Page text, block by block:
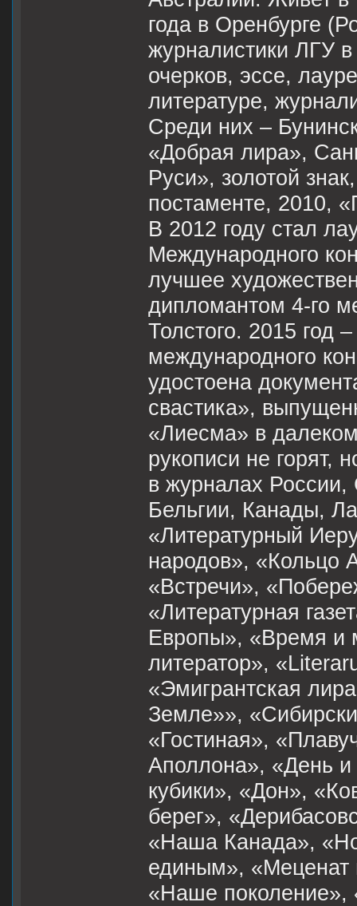
года в Оренбурге
журналистики ЛГУ в
очерков, эссе,
литературе,
Среди них –
«Добрая лира»,
Руси», золотой
постаменте, 2010,
В 2012 году стал
Международного
лучшее
дипломантом 4-го
Толстого. 2015 год
международного
удостоена
свастика»,
«Лиесма» в
рукописи не горят,
в журналах
Бельгии, Канады,
«Литературный
народов», «Кольцо
«Встречи»,
«Литературная
Европы», «Время и
литератор»,
«Эмигрантская
Земле»»,
«Гостиная»,
Аполлона», «День
кубики», «Дон»,
берег»,
«Наша Канада»,
единым», «Меценат
«Наше поколение»,